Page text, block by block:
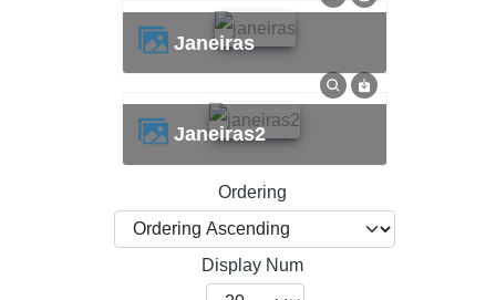
janeiras
janeiras2
Ordering
Display Num